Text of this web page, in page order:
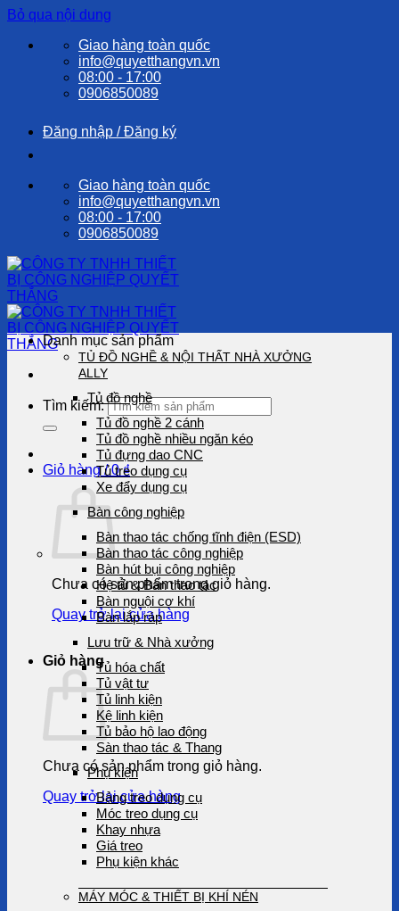
Bỏ qua nội dung
Giao hàng toàn quốc
info@quyetthangvn.vn
08:00 - 17:00
0906850089
Đăng nhập / Đăng ký
Giao hàng toàn quốc
info@quyetthangvn.vn
08:00 - 17:00
0906850089
Tìm kiếm:
Giỏ hàng /0₫
Chưa có sản phẩm trong giỏ hàng.
Quay trở lại cửa hàng
Giỏ hàng
Chưa có sản phẩm trong giỏ hàng.
Quay trở lại cửa hàng
Danh mục sản phẩm
TỦ ĐỒ NGHỀ & NỘI THẤT NHÀ XƯỞNG
ALLY
Tủ đồ nghề
Tủ đồ nghề 2 cánh
Tủ đồ nghề nhiều ngăn kéo
Tủ đựng dao CNC
Tủ treo dụng cụ
Xe đẩy dụng cụ
Bàn công nghiệp
Bàn thao tác chống tĩnh điện (ESD)
Bàn thao tác công nghiệp
Bàn hút bụi công nghiệp
Hệ tủ & Bàn thao tác
Bàn nguội cơ khí
Bàn lắp ráp
Lưu trữ & Nhà xưởng
Tủ hóa chất
Tủ vật tư
Tủ linh kiện
Kệ linh kiện
Tủ bảo hộ lao động
Sàn thao tác & Thang
Phụ kiện
Bảng treo dụng cụ
Móc treo dụng cụ
Khay nhựa
Giá treo
Phụ kiện khác
MÁY MÓC & THIẾT BỊ KHÍ NÉN